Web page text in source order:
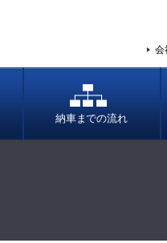
会
納車までの流れ